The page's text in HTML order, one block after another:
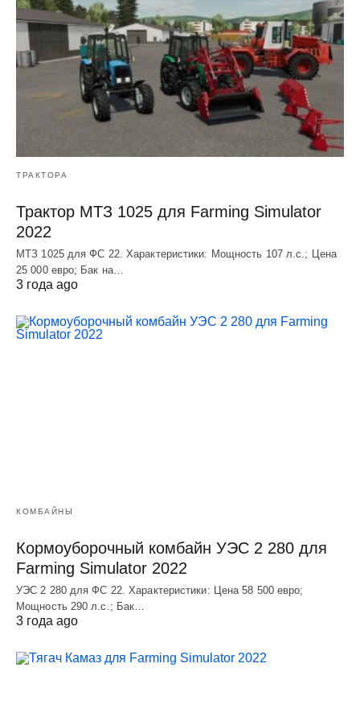
ТРАКТОРА
Трактор МТЗ 1025 для Farming Simulator
2022
МТЗ 1025 для ФС 22. Характеристики: Мощность 107 л.c.; Цена
25 000 евро; Бак на…
3 года ago
КОМБАЙНЫ
Кормоуборочный комбайн УЭC 2 280 для
Farming Simulator 2022
УЭC 2 280 для ФС 22. Характеристики: Цена 58 500 евро;
Мощность 290 л.с.; Бак…
3 года ago